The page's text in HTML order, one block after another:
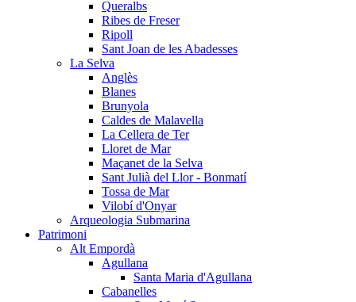
Queralbs
Ribes de Freser
Ripoll
Sant Joan de les Abadesses
La Selva
Anglès
Blanes
Brunyola
Caldes de Malavella
La Cellera de Ter
Lloret de Mar
Maçanet de la Selva
Sant Julià del Llor - Bonmatí
Tossa de Mar
Vilobí d'Onyar
Arqueologia Submarina
Patrimoni
Alt Empordà
Agullana
Santa Maria d'Agullana
Cabanelles